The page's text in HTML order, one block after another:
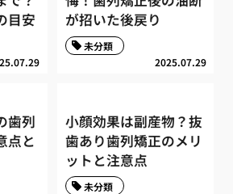
目安
が招いた後戻り
2025.07.29
未分類
歯列
点と
小顔効果は副産物？抜
歯あり歯列矯正のメリ
ットと注意点
未分類